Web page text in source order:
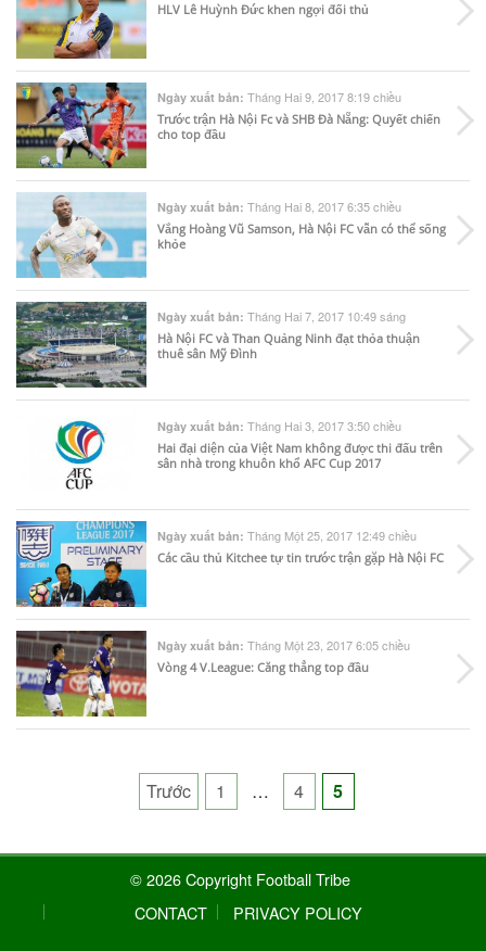
HLV Lê Huỳnh Đức khen ngợi đối thủ
Ngày xuất bản: Tháng Hai 9, 2017 8:19 chiều
Trước trận Hà Nội Fc và SHB Đà Nẵng: Quyết chiến
cho top đầu
Ngày xuất bản: Tháng Hai 8, 2017 6:35 chiều
Vắng Hoàng Vũ Samson, Hà Nội FC vẫn có thể sống
khỏe
Ngày xuất bản: Tháng Hai 7, 2017 10:49 sáng
Hà Nội FC và Than Quảng Ninh đạt thỏa thuận
thuê sân Mỹ Đình
Ngày xuất bản: Tháng Hai 3, 2017 3:50 chiều
Hai đại diện của Việt Nam không được thi đấu trên
sân nhà trong khuôn khổ AFC Cup 2017
Ngày xuất bản: Tháng Một 25, 2017 12:49 chiều
Các cầu thủ Kitchee tự tin trước trận gặp Hà Nội FC
Ngày xuất bản: Tháng Một 23, 2017 6:05 chiều
Vòng 4 V.League: Căng thẳng top đầu
Posts
pagination
Trước 1 … 4 5
© 2026 Copyright Football Tribe
CONTACT
PRIVACY POLICY